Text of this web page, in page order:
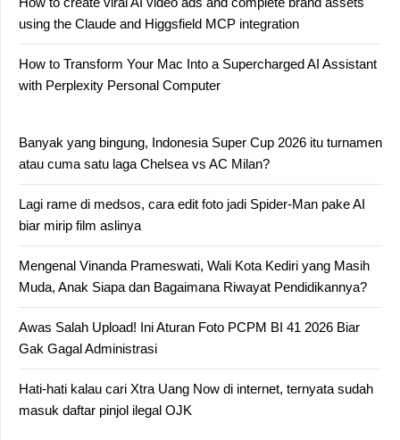
using the Claude and Higgsfield MCP integration
How to Transform Your Mac Into a Supercharged AI Assistant
with Perplexity Personal Computer
Banyak yang bingung, Indonesia Super Cup 2026 itu turnamen
atau cuma satu laga Chelsea vs AC Milan?
Lagi rame di medsos, cara edit foto jadi Spider-Man pake AI
biar mirip film aslinya
Mengenal Vinanda Prameswati, Wali Kota Kediri yang Masih
Muda, Anak Siapa dan Bagaimana Riwayat Pendidikannya?
Awas Salah Upload! Ini Aturan Foto PCPM BI 41 2026 Biar
Gak Gagal Administrasi
Hati-hati kalau cari Xtra Uang Now di internet, ternyata sudah
masuk daftar pinjol ilegal OJK